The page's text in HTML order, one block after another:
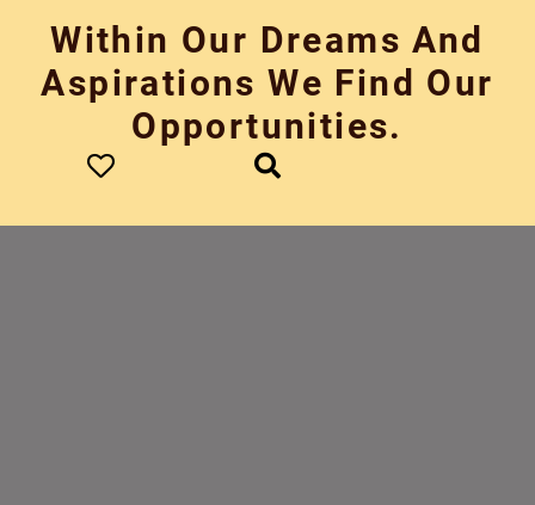
content
Within Our Dreams And
Aspirations We Find Our
Opportunities.